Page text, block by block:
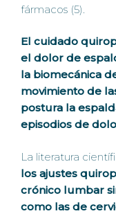
fármacos (5).
El cuidado
el dolor de
la biomecánica
movimiento de
postura la
episodios de
La literatura
los ajustes
crónico lumbar
como las de